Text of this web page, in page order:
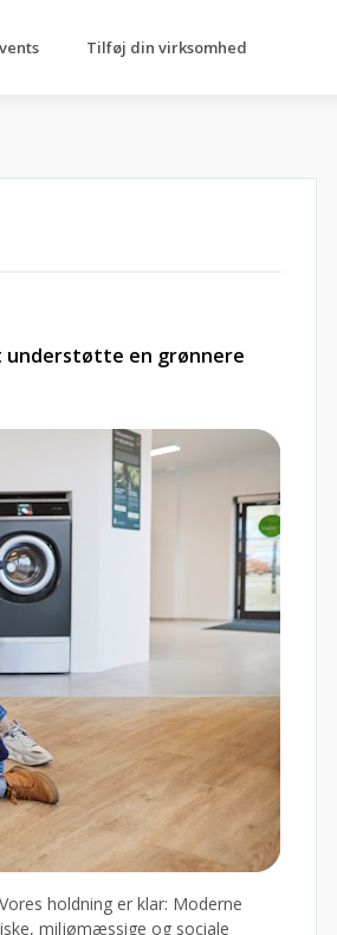
Tilføj din virksomhed
understøtte en grønnere
holdning er klar: Moderne
miljømæssige og sociale